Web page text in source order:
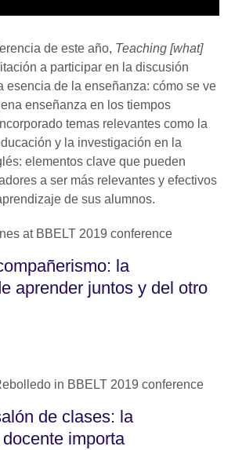
de este año, Teaching [what]
a participar en la discusión
esencia de la enseñanza: cómo se ve
enseñanza en los tiempos
temas relevantes como la
y la investigación en la
elementos clave que pueden
a ser más relevantes y efectivos
de sus alumnos.
la
aprender juntos y del otro
de clases: la
importa